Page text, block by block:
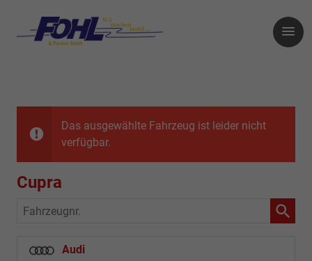
Das ausgewählte Fahrzeug ist leider nicht
verfügbar.
Cupra
Fahrzeugnr.
Audi